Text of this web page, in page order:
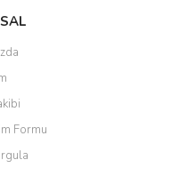
siz yapın!
bulunuyor.
Formu